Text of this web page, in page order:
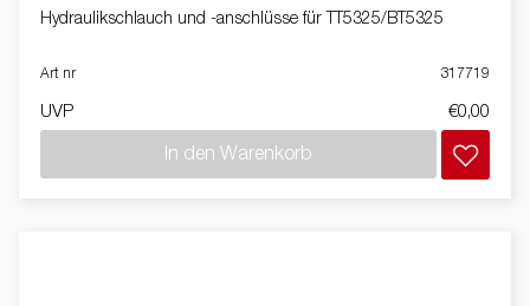
Hydraulikschlauch und -anschlüsse für TT5325/BT5325
Art nr 317719
UVP €0,00
In den Warenkorb